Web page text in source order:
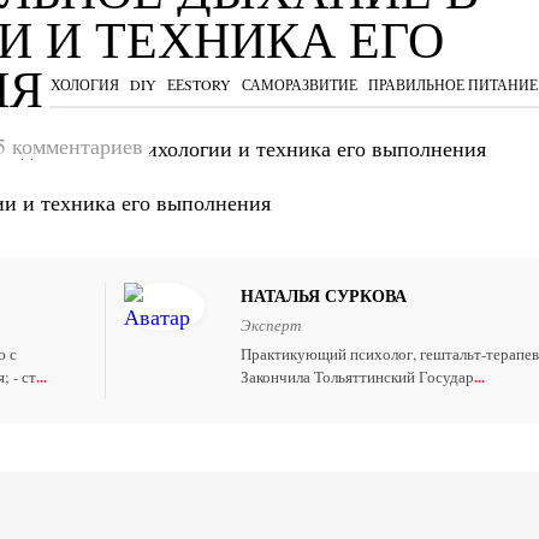
ПСИХОЛОГИЯ DIY ЕЕSTORY САМОРАЗВИТИЕ ПРАВИЛЬНОЕ ПИТАНИЕ
дыхание в психологии и техника его выполнения
И ТЕХНИКА ЕГО
комментариев
с
- ст...
НАТАЛЬЯ СУРКОВА
Эксперт
Практикующий психолог, гештальт-
Закончила Тольяттинский Государ...